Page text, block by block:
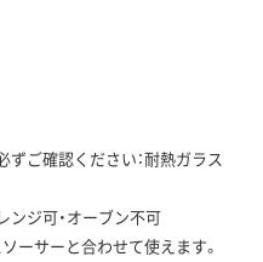
ご確認ください：耐熱ガラス
ンジ可・オーブン不可
ーサーと合わせて使えます。